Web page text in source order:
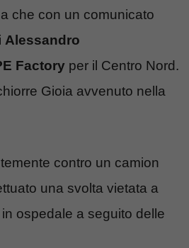
che con un comunicato
Alessandro
Factory per il Centro Nord.
Gioia avvenuto nella
contro un camion
una svolta vietata a
ospedale a seguito delle